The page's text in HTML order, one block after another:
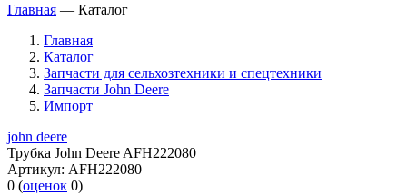
Главная — Каталог
Главная
Каталог
Запчасти для сельхозтехники и спецтехники
Запчасти John Deere
Импорт
john deere
Трубка John Deere AFH222080
Артикул: AFH222080
0 (оценок 0)